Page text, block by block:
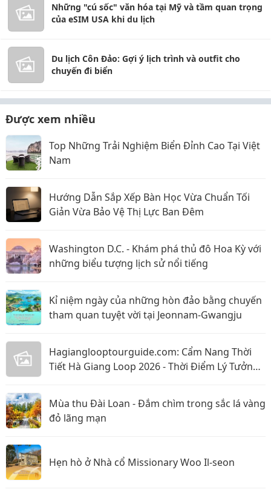
Những "cú sốc" văn hóa tại Mỹ và tầm quan trọng
của eSIM USA khi du lịch
Du lịch Côn Đảo: Gợi ý lịch trình và outfit cho
chuyến đi biển
Được xem nhiều
Top Những Trải Nghiệm Biển Đỉnh Cao Tại Việt
Nam
Hướng Dẫn Sắp Xếp Bàn Học Vừa Chuẩn Tối
Giản Vừa Bảo Vệ Thị Lực Ban Đêm
Washington D.C. - Khám phá thủ đô Hoa Kỳ với
những biểu tượng lịch sử nổi tiếng
Kỉ niệm ngày của những hòn đảo bằng chuyến
tham quan tuyệt vời tại Jeonnam-Gwangju
Hagianglooptourguide.com: Cẩm Nang Thời
Tiết Hà Giang Loop 2026 - Thời Điểm Lý Tưởng
Mùa thu Đài Loan - Đắm chìm trong sắc lá vàng
đỏ lãng mạn
Hẹn hò ở Nhà cổ Missionary Woo Il-seon